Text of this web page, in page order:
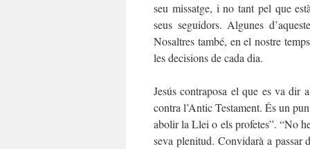
seu missatge, i no tant pel que
seus seguidors. Algunes
Nosaltres també, en el nostre
les decisions de cada dia.
Jesús contraposa el que es va dir
contra l’Antic Testament. És un
abolir la Llei o els profetes”. “No
seva plenitud. Convidarà a passar